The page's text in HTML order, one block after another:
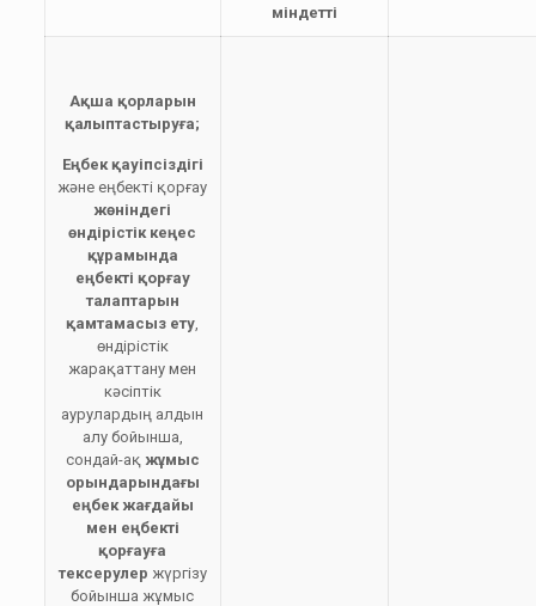
міндетті
Ақша қорларын
қалыптастыруға;
Еңбек қауіпсіздігі
және еңбекті қорғау
жөніндегі
өндірістік кеңес
құрамында
еңбекті қорғау
талаптарын
қамтамасыз ету,
өндірістік
жарақаттану мен
кәсіптік
аурулардың алдын
алу бойынша,
сондай-ақ жұмыс
орындарындағы
еңбек жағдайы
мен еңбекті
қорғауға
тексерулер жүргізу
бойынша жұмыс